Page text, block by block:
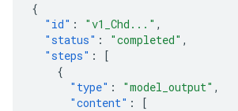
{
"id" : "v1_Chd..." ,
"status" : "completed" ,
"steps" :
[
{
"type" : "model_output" ,
"content" :
[